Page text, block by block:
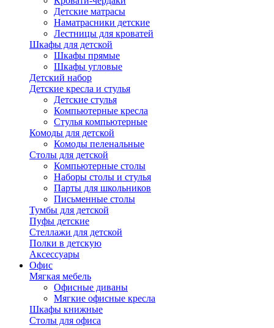
Детские матрасы
Наматрасники детские
Лестницы для кроватей
Шкафы для детской
Шкафы прямые
Шкафы угловые
Детский набор
Детские кресла и стулья
Детские стулья
Компьютерные кресла
Стулья компьютерные
Комоды для детской
Комоды пеленальные
Столы для детской
Компьютерные столы
Наборы столы и стулья
Парты для школьников
Письменные столы
Тумбы для детской
Пуфы детские
Стеллажи для детской
Полки в детскую
Аксессуары
Офис
Мягкая мебель
Офисные диваны
Мягкие офисные кресла
Шкафы книжные
Столы для офиса